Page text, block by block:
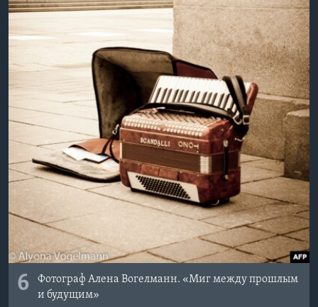
6
Фотограф Алена Вогелманн. «Миг между прошлым
и будущим»